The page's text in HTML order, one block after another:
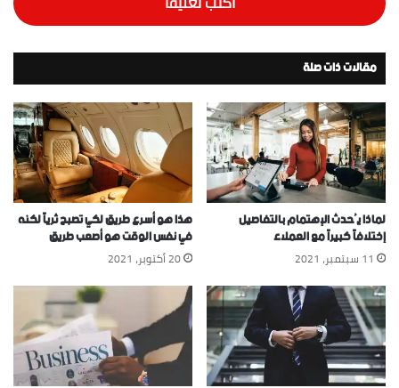
مقالات ذات صلة
لماذا يُحدث الإهتمام بالتفاصيل
إختلافاً كبيراً مع العملاء
11 سبتمبر، 2021
هذا هو أسرع طريق لكي تصبح ثرياً لكنه
في نفس الوقت هو أصعب طريق
20 أكتوبر، 2021